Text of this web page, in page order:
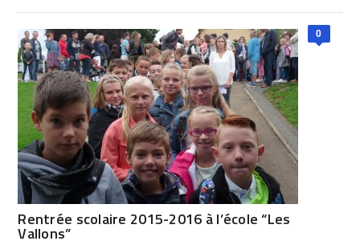
0
Rentrée scolaire 2015-2016 à l’école “Les
Vallons”